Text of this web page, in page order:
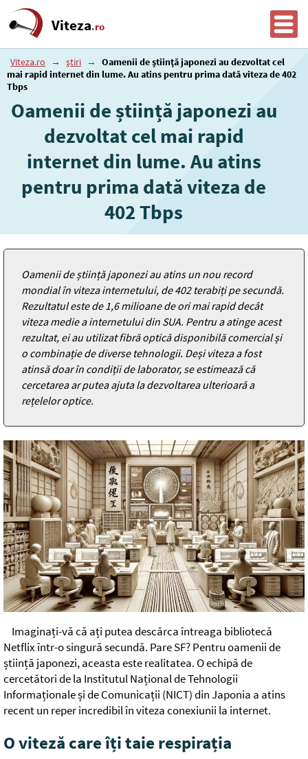
Viteza.ro
Viteza.ro → știri →
Oamenii de știință japonezi au dezvoltat cel
mai rapid internet din lume. Au atins pentru prima dată viteza de 402
Tbps
Oamenii de știință japonezi au
dezvoltat cel mai rapid
internet din lume. Au atins
pentru prima dată viteza de
402 Tbps
Oamenii de știință japonezi au atins un nou record
mondial în viteza internetului, de 402 terabiți pe secundă.
Rezultatul este de 1,6 milioane de ori mai rapid decât
viteza medie a internetului din SUA. Pentru a atinge acest
rezultat, ei au utilizat fibră optică disponibilă comercial și
o combinație de diverse tehnologii. Deși viteza a fost
atinsă doar în condiții de laborator, se estimează că
cercetarea ar putea ajuta la dezvoltarea ulterioară a
rețelelor optice.
Imaginați-vă că ați putea descărca întreaga bibliotecă
Netflix într-o singură secundă. Pare SF? Pentru oamenii de
știință japonezi, aceasta este realitatea. O echipă de
cercetători de la Institutul Național de Tehnologii
Informaționale și de Comunicații (NICT) din Japonia a atins
recent un reper incredibil în viteza conexiunii la internet.
O viteză care îți taie respirația